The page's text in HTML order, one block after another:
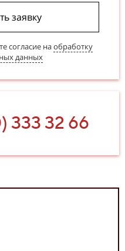
заявку
согласие наобработку
данных
333 32 66